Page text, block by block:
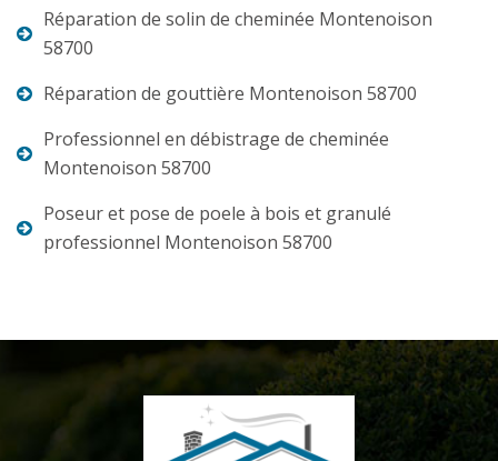
Réparation de solin de cheminée Montenoison
58700
Réparation de gouttière Montenoison 58700
Professionnel en débistrage de cheminée
Montenoison 58700
Poseur et pose de poele à bois et granulé
professionnel Montenoison 58700